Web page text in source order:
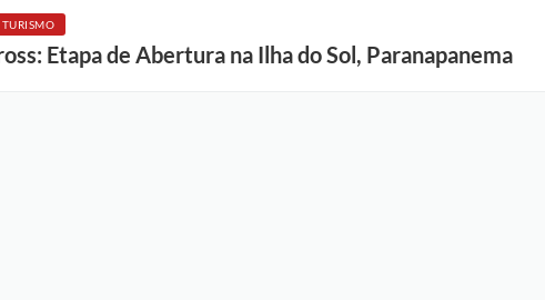
TURISMO
Etapa de Abertura na Ilha do Sol, Paranapanema